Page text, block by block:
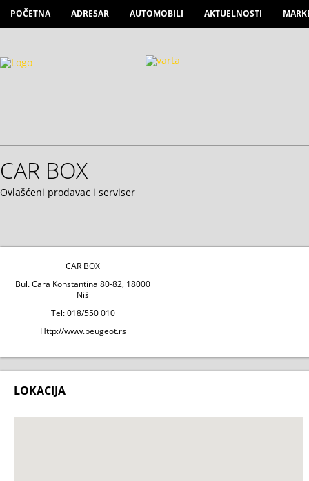
POČETNA ADRESAR AUTOMOBILI AKTUELNOSTI
CAR BOX
Ovlašćeni prodavac i serviser
CAR BOX
Bul. Cara Konstantina 80-82, 18000
Niš
Tel: 018/550 010
Http://www.peugeot.rs
LOKACIJA